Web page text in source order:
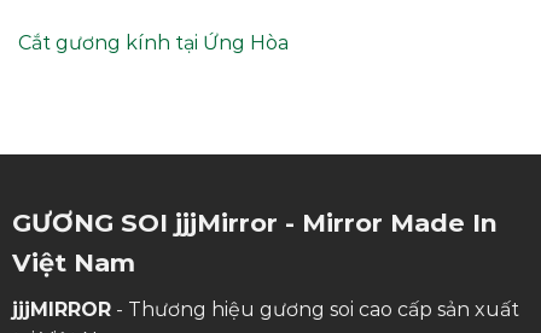
Cắt gương kính tại Ứng Hòa
GƯƠNG SOI jjjMirror - Mirror Made In
Việt Nam
jjjMIRROR- Thương hiệu gương soi cao cấp sản xuất